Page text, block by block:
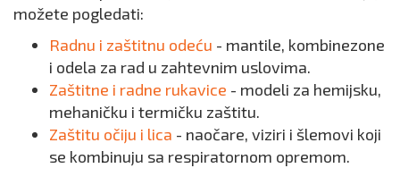
možete pogledati:
Radnu i zaštitnu odeću - mantile, kombinezone
i odela za rad u zahtevnim uslovima.
Zaštitne i radne rukavice - modeli za hemijsku,
mehaničku i termičku zaštitu.
Zaštitu očiju i lica - naočare, viziri i šlemovi koji
se kombinuju sa respiratornom opremom.